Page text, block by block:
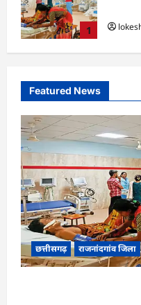
2
Featured News
छत्तीसगढ़ राजनांदगांव जिला